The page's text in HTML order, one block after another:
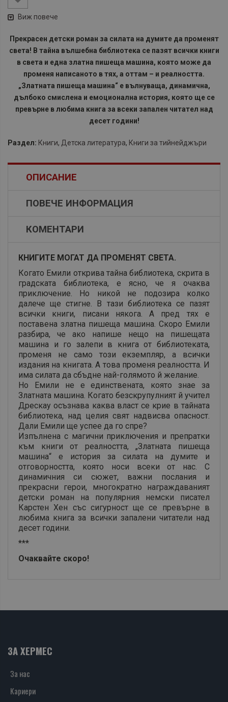
Виж повече
Прекрасен детски роман за силата на думите да променят
света! В тайна вълшебна библиотека се пазят всички книги
в света и една златна пишеща машина, която може да
променя написаното в тях, а оттам – и реалността.
„Златната пишеща машина“ е вълнуваща, динамична,
дълбоко смислена и емоционална история, която ще се
превърне в любима книга за всеки запален читател над
десет години!
Раздел: Книги, Детска литература, Книги за тийнейджъри
ОПИСАНИЕ
ПОВЕЧЕ ИНФОРМАЦИЯ
КОМЕНТАРИ
КНИГИТЕ МОГАТ ДА ПРОМЕНЯТ СВЕТА.
Когато Емили открива тайна библиотека, скрита в
градската библиотека, е ясно, че я очаква
приключение. Но никой не подозира колко
далече ще стигне. В тази библиотека се пазят
всички книги, писани някога. А пред тях е
поставена златна пишеща машина. Скоро Емили
разбира, че ако напише нещо на пишещата
машина и го залепи в книга от библиотеката,
променя не само този екземпляр, а всички
издания на книгата. А това променя реалността. И
има силата да сбъдне най-голямото й желание.
Но Емили не е единствената, която знае за
Златната машина. Когато безскрупулният й учител
Дрескау осъзнава каква власт се крие в тайната
библиотека, над целия свят надвисва опасност.
Дали Емили ще успее да го спре?
Изпълнена с магични приключения и препратки
към книги от реалността, „Златната пишеща
машина“ е история за силата на думите и
отговорността, която носи всеки от нас. С
динамичния си сюжет, важни послания и
прекрасни герои, многократно награждаваният
детски роман на популярния немски писател
Карстен Хен със сигурност ще се превърне в
любима книга за всички запалени читатели над
десет години.
***
Очаквайте скоро!
ЗА ХЕРМЕС
За нас
Кариери